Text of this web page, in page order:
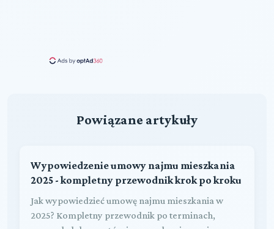
Powiązane artykuły
Wypowiedzenie umowy najmu mieszkania
2025 - kompletny przewodnik krok po kroku
Jak wypowiedzieć umowę najmu mieszkania w
2025? Kompletny przewodnik po terminach,